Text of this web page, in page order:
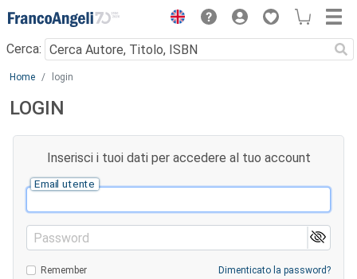
Menu
Cerca:
Main content
Home login
LOGIN
Inserisci i tuoi dati per accedere al tuo account
Email utente
Password
Remember Dimenticato la password?